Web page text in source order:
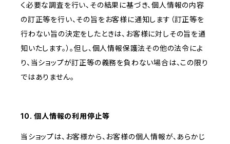
く必要な調査を行い、その結果に基づき、個人情報の内容
の訂正等を行い、その旨をお客様に通知します（訂正等を
行わない旨の決定をしたときは、お客様に対しその旨を通
知いたします。）。但し、個人情報保護法その他の法令によ
り、当ショップが訂正等の義務を負わない場合は、この限り
ではありません。
10. 個人情報の利用停止等
当ショップは、お客様から、お客様の個人情報が、あらかじ